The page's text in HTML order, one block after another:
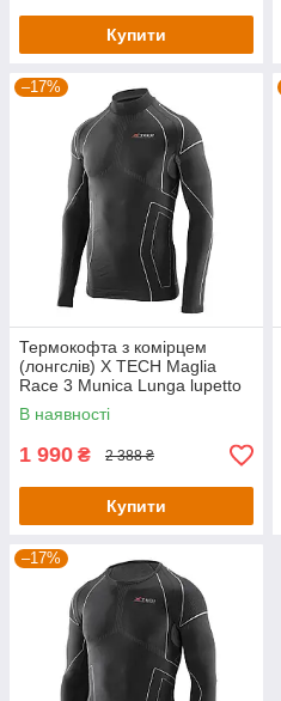
Купити
–17%
Термокофта з комірцем
(лонгслів) X TECH Maglia
Race 3 Munica Lunga lupetto
Nero XXL/XXXL Чорна
В наявності
1 990 ₴ 2 388 ₴
Купити
–17%